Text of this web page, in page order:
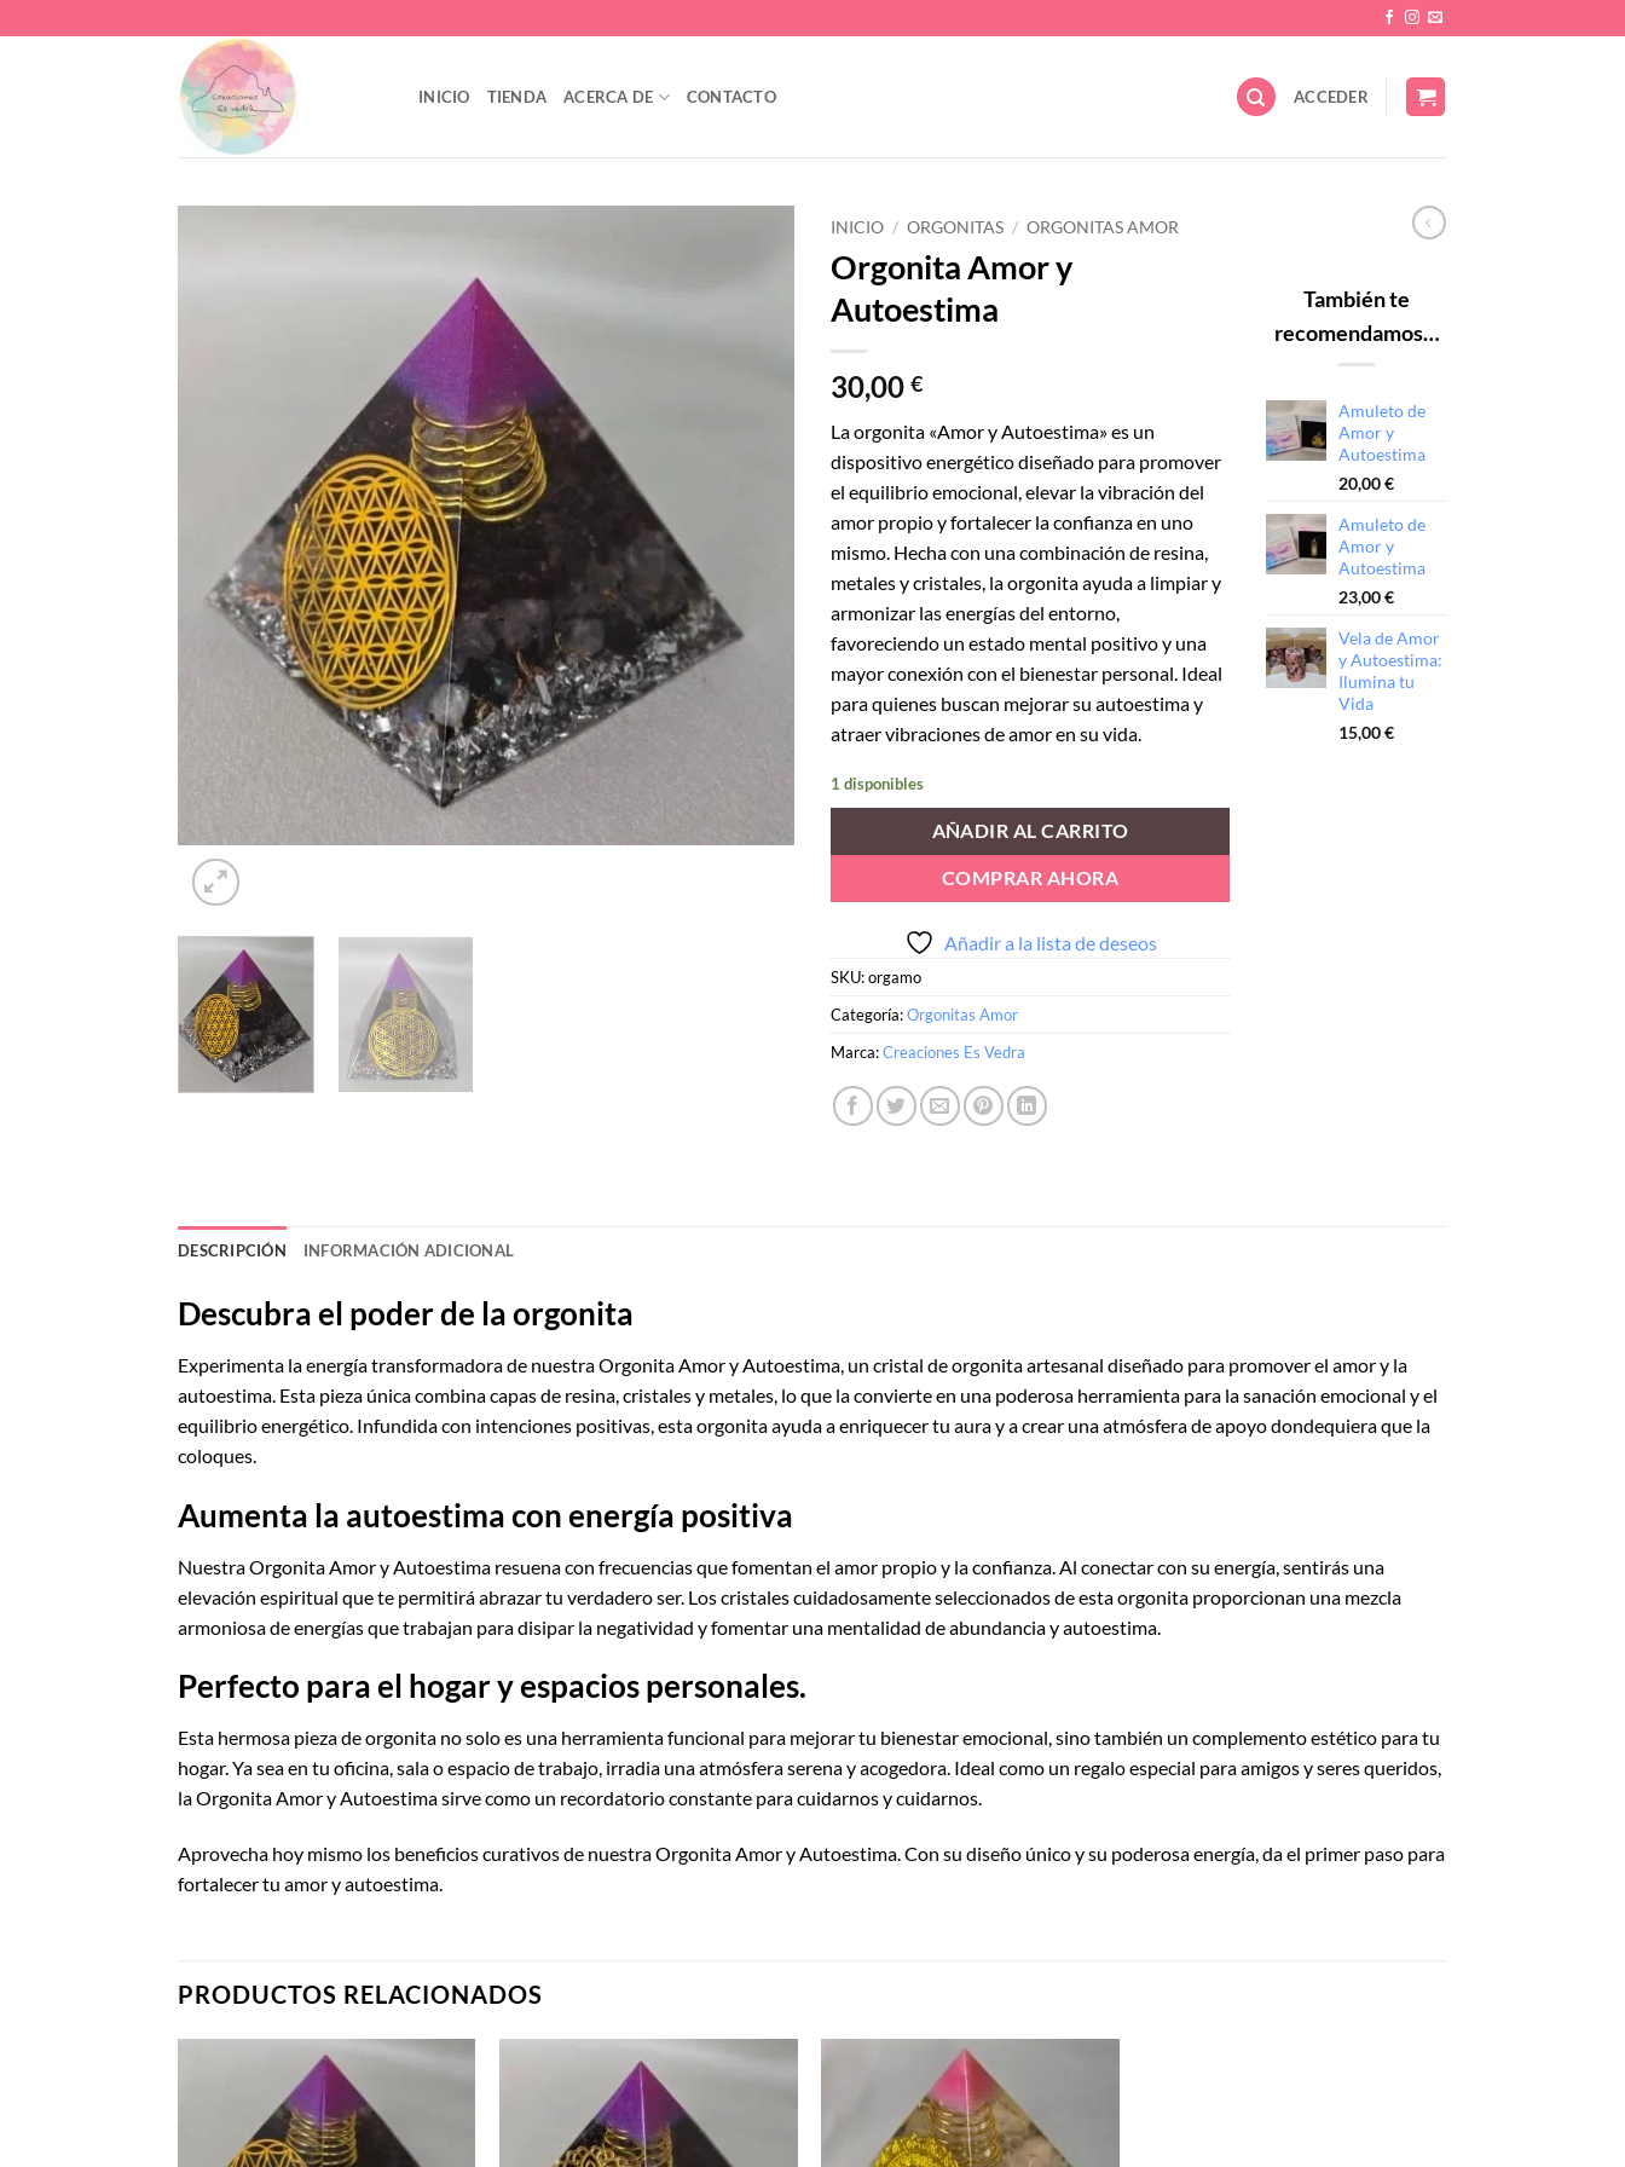
al
INICIO TIENDA ACERCA DE CONTACTO ACCEDER
INICIO / ORGONITAS / ORGONITAS AMOR
Orgonita Amor y
Autoestima
30,00 €
La orgonita «Amor y Autoestima» es un
dispositivo energético diseñado para promover
el equilibrio emocional, elevar la vibración del
amor propio y fortalecer la confianza en uno
mismo. Hecha con una combinación de resina,
metales y cristales, la orgonita ayuda a limpiar y
armonizar las energías del entorno,
favoreciendo un estado mental positivo y una
mayor conexión con el bienestar personal. Ideal
para quienes buscan mejorar su autoestima y
atraer vibraciones de amor en su vida.
1 disponibles
AÑADIR AL CARRITO
COMPRAR AHORA
Añadir a la lista de deseos
SKU:orgamo
Categoría:Orgonitas Amor
Marca:Creaciones Es Vedra
También te
recomendamos…
Amuleto de
Amor y
Autoestima
20,00€
Amuleto de
Amor y
Autoestima
23,00€
Vela de Amor
y Autoestima:
Ilumina tu
Vida
15,00€
DESCRIPCIÓN INFORMACIÓN ADICIONAL
Descubra el poder de la orgonita
Experimenta la energía transformadora de nuestra Orgonita Amor y Autoestima, un cristal de orgonita artesanal diseñado para promover el amor y la
autoestima. Esta pieza única combina capas de resina, cristales y metales, lo que la convierte en una poderosa herramienta para la sanación emocional y el
equilibrio energético. Infundida con intenciones positivas, esta orgonita ayuda a enriquecer tu aura y a crear una atmósfera de apoyo dondequiera que la
coloques.
Aumenta la autoestima con energía positiva
Nuestra Orgonita Amor y Autoestima resuena con frecuencias que fomentan el amor propio y la confianza. Al conectar con su energía, sentirás una
elevación espiritual que te permitirá abrazar tu verdadero ser. Los cristales cuidadosamente seleccionados de esta orgonita proporcionan una mezcla
armoniosa de energías que trabajan para disipar la negatividad y fomentar una mentalidad de abundancia y autoestima.
Perfecto para el hogar y espacios personales.
Esta hermosa pieza de orgonita no solo es una herramienta funcional para mejorar tu bienestar emocional, sino también un complemento estético para tu
hogar. Ya sea en tu oficina, sala o espacio de trabajo, irradia una atmósfera serena y acogedora. Ideal como un regalo especial para amigos y seres queridos,
la Orgonita Amor y Autoestima sirve como un recordatorio constante para cuidarnos y cuidarnos.
Aprovecha hoy mismo los beneficios curativos de nuestra Orgonita Amor y Autoestima. Con su diseño único y su poderosa energía, da el primer paso para
fortalecer tu amor y autoestima.
PRODUCTOS RELACIONADOS
deseos
deseos